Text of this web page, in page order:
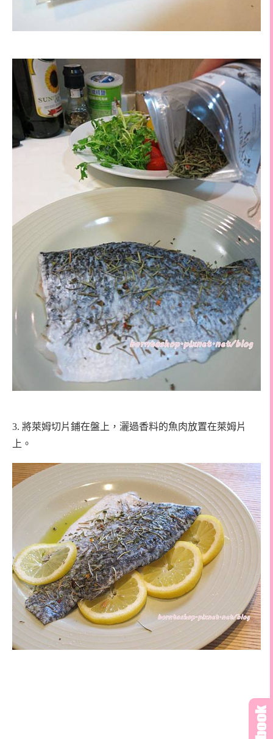
3. 將萊姆切片鋪在盤上，灑過香料的魚肉放置在萊姆片
上。